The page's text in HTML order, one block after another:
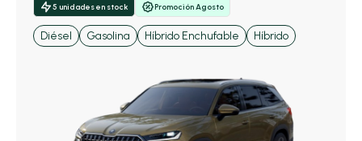
5 unidades en stock Promoción Agosto
Diésel Gasolina Híbrido Enchufable Híbrido